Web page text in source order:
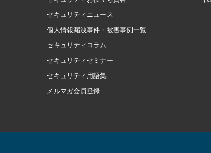
セキュリティニュース
個人情報漏洩事件・被害事例一覧
セキュリティコラム
セキュリティセミナー
セキュリティ用語集
メルマガ会員登録